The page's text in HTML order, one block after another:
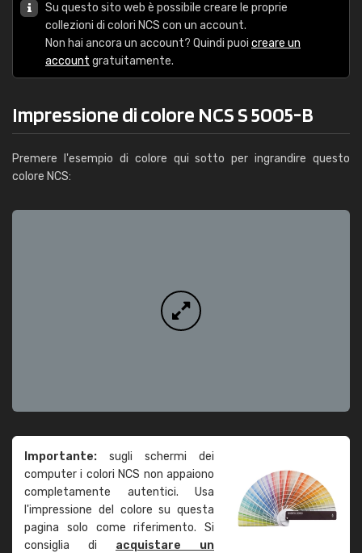
Su questo sito web è possibile creare le proprie
collezioni di colori NCS con un account.
Non hai ancora un account? Quindi puoi creare un
account gratuitamente.
Impressione di colore NCS S 5005-B
Premere l'esempio di colore qui sotto per ingrandire questo
colore NCS:
Importante: sugli schermi dei
computer i colori NCS non appaiono
completamente autentici. Usa
l'impressione del colore su questa
pagina solo come riferimento. Si
consiglia di acquistare un